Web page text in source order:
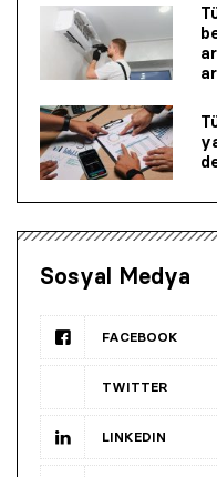
Sosyal Medya
FACEBOOK
TWITTER
LINKEDIN